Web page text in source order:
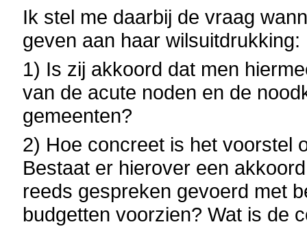
Ik stel me daarbij de vraag
geven aan haar wilsuitdrukking:
1) Is zij akkoord dat men
van de acute noden en de
gemeenten?
2) Hoe concreet is het voorstel
Bestaat er hierover een
reeds gespreken gevoerd met
budgetten voorzien? Wat is de